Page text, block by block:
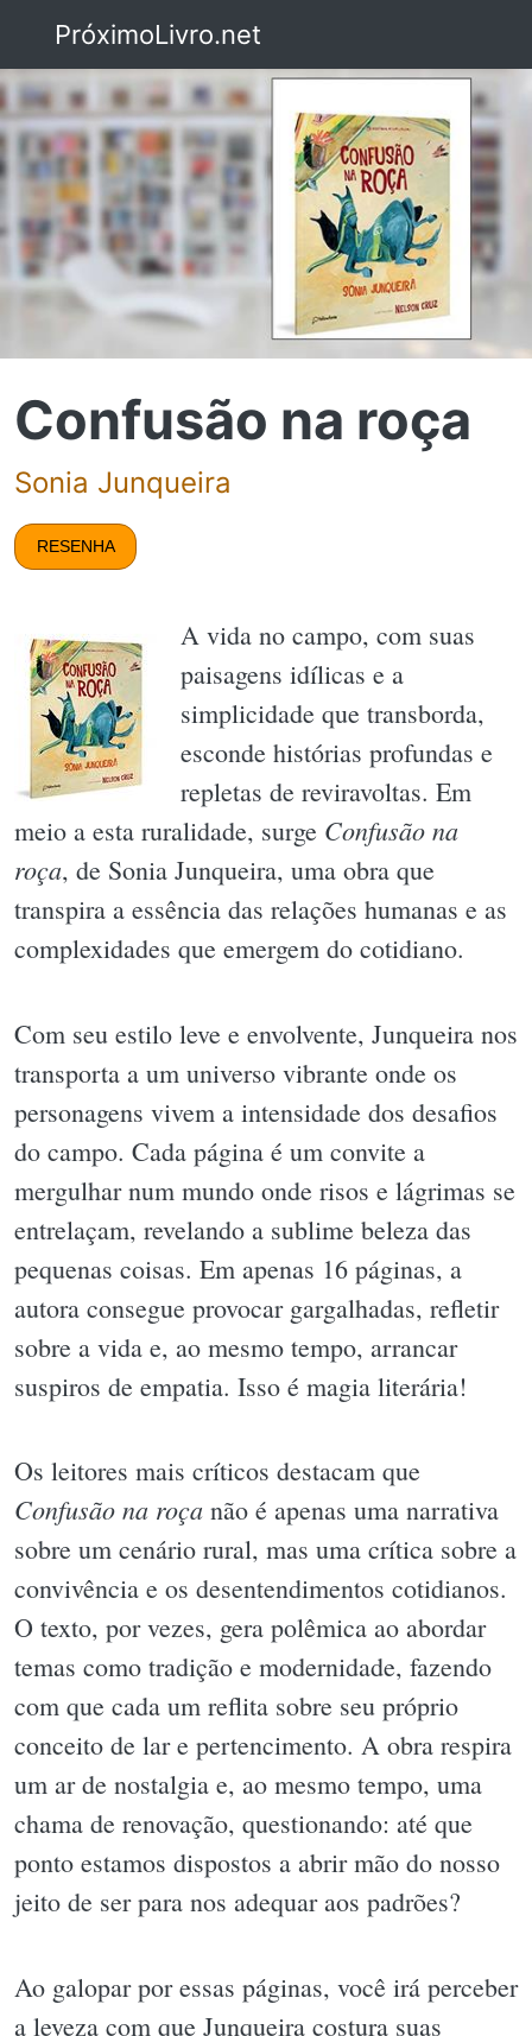
PróximoLivro.net
Confusão na roça
Sonia Junqueira
RESENHA
A vida no campo, com suas
paisagens idílicas e a
simplicidade que transborda,
esconde histórias profundas e
repletas de reviravoltas. Em
meio a esta ruralidade, surge Confusão na
roça, de Sonia Junqueira, uma obra que
transpira a essência das relações humanas e as
complexidades que emergem do cotidiano.
Com seu estilo leve e envolvente, Junqueira nos
transporta a um universo vibrante onde os
personagens vivem a intensidade dos desafios
do campo. Cada página é um convite a
mergulhar num mundo onde risos e lágrimas se
entrelaçam, revelando a sublime beleza das
pequenas coisas. Em apenas 16 páginas, a
autora consegue provocar gargalhadas, refletir
sobre a vida e, ao mesmo tempo, arrancar
suspiros de empatia. Isso é magia literária!
Os leitores mais críticos destacam que
Confusão na roça não é apenas uma narrativa
sobre um cenário rural, mas uma crítica sobre a
convivência e os desentendimentos cotidianos.
O texto, por vezes, gera polêmica ao abordar
temas como tradição e modernidade, fazendo
com que cada um reflita sobre seu próprio
conceito de lar e pertencimento. A obra respira
um ar de nostalgia e, ao mesmo tempo, uma
chama de renovação, questionando: até que
ponto estamos dispostos a abrir mão do nosso
jeito de ser para nos adequar aos padrões?
Ao galopar por essas páginas, você irá perceber
a leveza com que Junqueira costura suas